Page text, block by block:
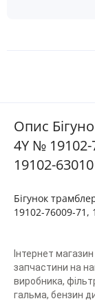
Опис
4Y № 19102-
19102-63010
Бігунок
19102-76009-71,
Інтернет
запчастини на
виробника,
гальма, бензин